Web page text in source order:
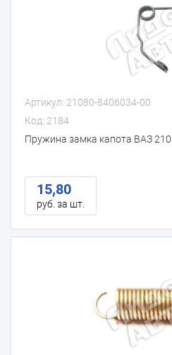
Артикул: 21080-8406034-00
Код: 2184
Пружина замка капота ВАЗ
15,80
руб. за шт.